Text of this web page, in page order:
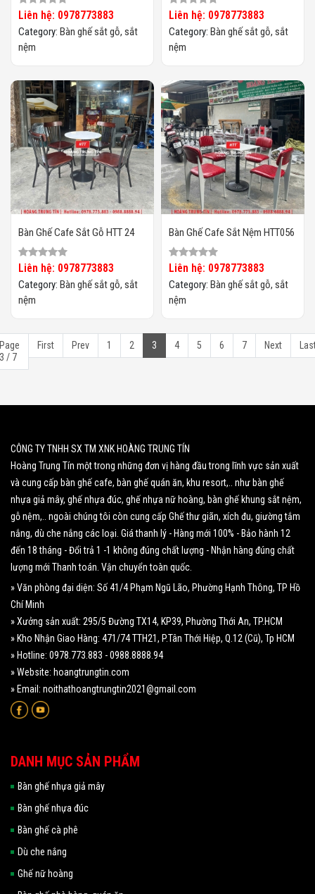
Liên hệ: 0978773883
Category: Bàn ghế sắt gỗ, sắt
nệm
Liên hệ: 0978773883
Category: Bàn ghế sắt gỗ, sắt
nệm
Bàn Ghế Cafe Sắt Gỗ HTT 24
Liên hệ: 0978773883
Category: Bàn ghế sắt gỗ, sắt
nệm
Bàn Ghế Cafe Sắt Nệm HTT056
Liên hệ: 0978773883
Category: Bàn ghế sắt gỗ, sắt
nệm
/ 7
First Prev 1 2 3 4 5 6 7 Next
CÔNG TY TNHH SX TM XNK HOÀNG TRUNG TÍN
Hoàng Trung Tín một trong những đơn vị hàng đầu trong lĩnh vực sản xuất
và cung cấp bàn ghế cafe, bàn ghế quán ăn, khu resort,.. như bàn ghế
nhựa giả mây, ghế nhựa đúc, ghế nhựa nữ hoàng, bàn ghế khung sắt nệm,
gỗ nệm,.. ngoài chúng tôi còn cung cấp Ghế thư giãn, xích đu, giường tắm
nắng, dù che nắng các loại. Giá thanh lý - Hàng mới 100% - Bảo hành 12
đến 18 tháng - Đổi trả 1 -1 không đúng chất lượng - Nhận hàng đúng chất
lượng mới Thanh toán. Vận chuyển toàn quốc.
» Văn phòng đại diện: Số 41/4 Phạm Ngũ Lão, Phường Hạnh Thông, TP Hồ
Chí Minh
» Xưởng sản xuất: 295/5 Đường TX14, KP39, Phường Thới An, TP.HCM
» Kho Nhận Giao Hàng: 471/74 TTH21, P.Tân Thới Hiệp, Q.12 (Cũ), Tp HCM
» Hotline: 0978.773.883 - 0988.8888.94
» Website: hoangtrungtin.com
» Email: noithathoangtrungtin2021@gmail.com
DANH MỤC SẢN PHẨM
Bàn ghế nhựa giả mây
Bàn ghế nhựa đúc
Bàn ghế cà phê
Dù che nắng
Ghế nữ hoàng